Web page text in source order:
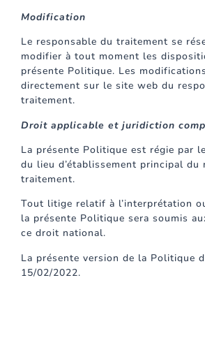
Modification
Le responsable du traitement se
modifier à tout moment les
présente Politique. Les
directement sur le site web du
traitement.
Droit applicable et juridiction
La présente Politique est régie par
du lieu d’établissement principal du
traitement.
Tout litige relatif à l’interprétation
la présente Politique sera soumis
ce droit national.
La présente version de la Politique
15/02/2022.